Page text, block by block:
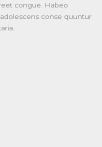
congue. Habeo
conse quuntur